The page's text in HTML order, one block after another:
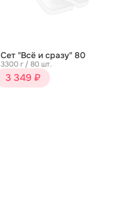
Сет "Всё и сразу" 80
3300 г / 80 шт.
3 349 ₽